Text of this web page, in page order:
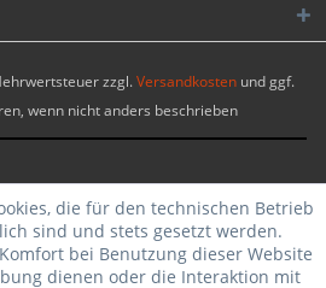
zzgl.Versandkosten und ggf.
wenn nicht anders beschrieben
| Theme by WebSelect
die für den technischen Betrieb
sind und stets gesetzt werden.
bei Benutzung dieser Website
dienen oder die Interaktion mit